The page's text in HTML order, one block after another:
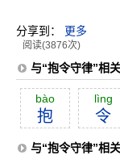
分享到： 更多
阅读(3876次)
与“抱令守律”相
bào
抱
lìng
令
与“抱令守律”相